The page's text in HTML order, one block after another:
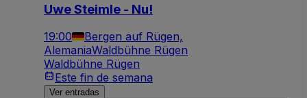
Uwe Steimle - Nu!
19:00
Bergen auf Rügen,
AlemaniaWaldbühne Rügen
Waldbühne Rügen
Este fin de semana
Ver entradas